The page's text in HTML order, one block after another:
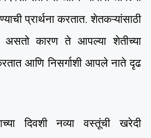
प्रार्थना करतात. शेतकऱ्यांसाठी
असतो कारण ते आपल्या शेतीच्या
आणि निसर्गाशी आपले नाते दृढ
दिवशी नव्या वस्तूंची खरेदी